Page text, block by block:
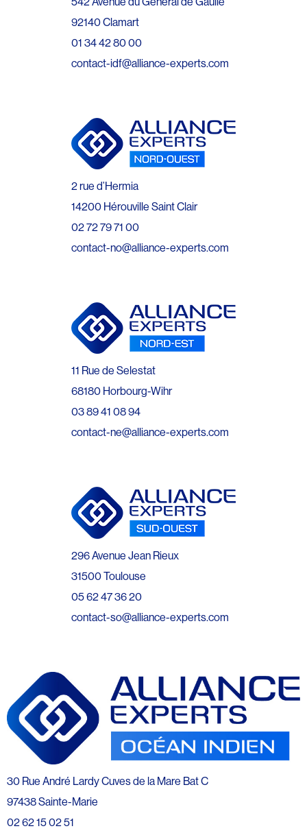
92140 Clamart
01 34 42 80 00
contact-idf@alliance-experts.com
2 rue d’Hermia
14200 Hérouville Saint Clair
02 72 79 71 00
contact-no@alliance-experts.com
11 Rue de Selestat
68180 Horbourg-Wihr
03 89 41 08 94
contact-ne@alliance-experts.com
296 Avenue Jean Rieux
31500 Toulouse
05 62 47 36 20
contact-so@alliance-experts.com
30 Rue André Lardy Cuves de la Mare Bat C
97438 Sainte-Marie
02 62 15 02 51